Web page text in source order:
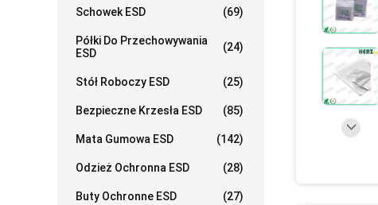
Schowek ESD (69)
Półki Do Przechowywania
ESD
(24)
Stół Roboczy ESD (25)
Bezpieczne Krzesła ESD (85)
Mata Gumowa ESD (142)
Odzież Ochronna ESD (28)
Buty Ochronne ESD (27)